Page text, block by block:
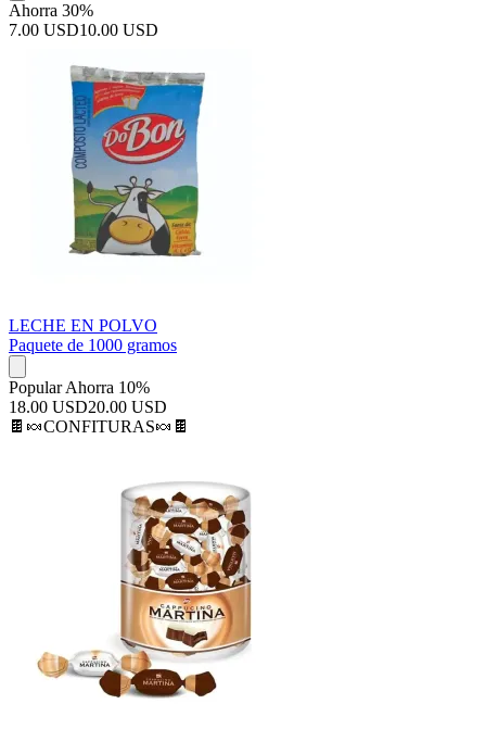
Ahorra 30%
7.00 USD10.00 USD
LECHE EN POLVO
Paquete de 1000 gramos
PopularAhorra 10%
18.00 USD20.00 USD
🍫🍬CONFITURAS🍬🍫